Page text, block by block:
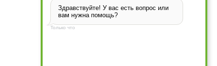
Здравствуйте! У вас есть вопрос или
вам нужна помощь?
Только что